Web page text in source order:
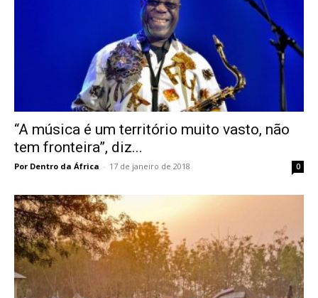
“A música é um território muito vasto, não
tem fronteira”, diz...
Por Dentro da África - 17 de janeiro de 2018 0